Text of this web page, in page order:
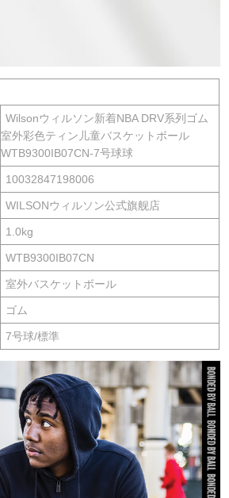
Wilsonウィルソン新着NBA DRV系列ゴム
室外彩色ティン儿童バスケットボール
WTB9300IB07CN-7号球球
10032847198006
WILSONウィルソン公式旗舰店
1.0kg
WTB9300IB07CN
室外バスケットボール
ゴム
7号球/標準